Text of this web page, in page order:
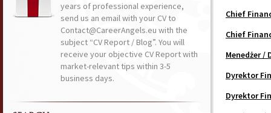
Chief
Chief
Menedżer /
Dyrektor
Dyrektor
years of professional experience,
send us an email with your CV to
Contact@CareerAngels.eu with the
subject “CV Report / Blog”. You will
receive your objective CV Report with
market-relevant tips within 3-5
business days.